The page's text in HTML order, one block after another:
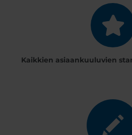
Kaikkien asiaankuuluvien